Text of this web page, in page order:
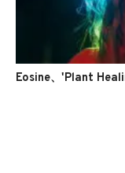
Eosine、'Plant